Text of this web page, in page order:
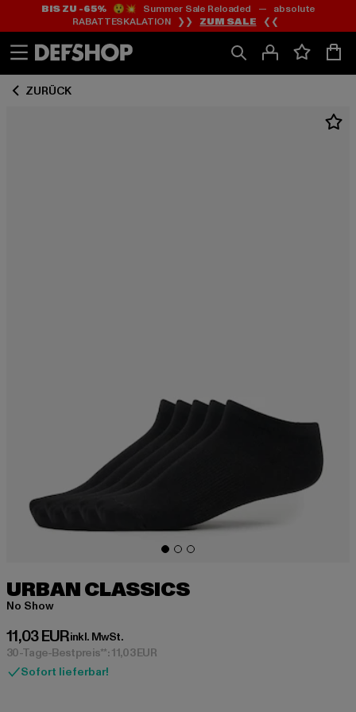
Zum
Inhalt
springen
Zum
Fußzeile
springen
BIS ZU -65%😲💥 Summer Sale Reloaded — absolute
RABATTESKALATION ❯❯ ZUM SALE ❮❮
ZURÜCK
URBAN CLASSICS
No Show
11,03 EUR
Derzeitiger Preis: 11,03 EUR
inkl. MwSt.
30-Tage-Bestpreis**: 11,03 EUR
Sofort lieferbar!